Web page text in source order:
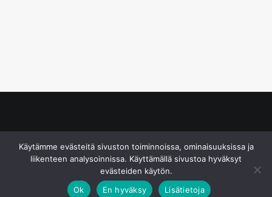
Käytämme evästeitä sivuston toiminnoissa, ominaisuuksissa ja
liikenteen analysoinnissa. Käyttämällä sivustoa hyväksyt
evästeiden käytön.
Ok
En hyväksy Lisätietoja